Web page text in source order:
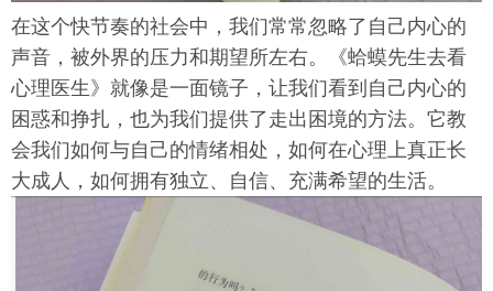
在这个快节奏的社会中，我们常常忽略了自己内心的
声音，被外界的压力和期望所左右。《蛤蟆先生去看
心理医生》就像是一面镜子，让我们看到自己内心的
困惑和挣扎，也为我们提供了走出困境的方法。它教
会我们如何与自己的情绪相处，如何在心理上真正长
大成人，如何拥有独立、自信、充满希望的生活。